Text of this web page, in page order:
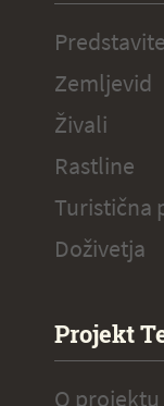
Zemljevid
Živali
Rastline
Turistična
Doživetja
Projekt
O projektu